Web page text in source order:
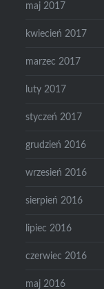
maj 2017
kwiecień 2017
marzec 2017
luty 2017
styczeń 2017
grudzień 2016
wrzesień 2016
sierpień 2016
lipiec 2016
czerwiec 2016
maj 2016